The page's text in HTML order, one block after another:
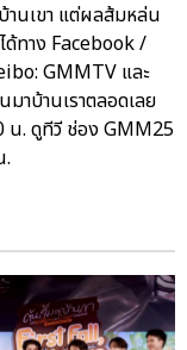
านเขา แต่ผลส้มหล่น
ด้ทาง Facebook /
GMMTV และ
าบ้านเราตลอดเลย
น. ดูทีวี ช่อง GMM25
.